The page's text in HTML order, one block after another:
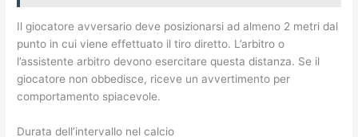
Il giocatore avversario deve posizionarsi ad almeno 2 metri dal
punto in cui viene effettuato il tiro diretto. L’arbitro o
l’assistente arbitro devono esercitare questa distanza. Se il
giocatore non obbedisce, riceve un avvertimento per
comportamento spiacevole.
Durata dell’intervallo nel calcio